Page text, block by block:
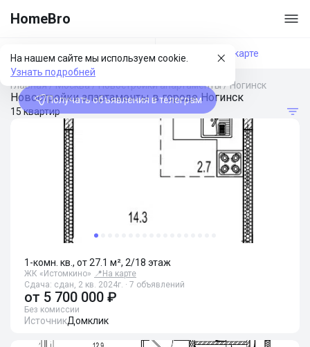
HomeBro
На нашем сайте мы используем cookie.
Узнать подробней
Получать объявления в телеграм
Фильтры На карте
Главная/Москва/Новостройки апартаменты/ Ногинск
Новостройки апартаменты в городе Ногинск
15 квартир
1-комн. кв., от 27.1 м², 2/18 этаж
ЖК «Истомкино» 📍 На карте
Сдача: сдан, 2 кв. 2024г. · 7 объявлений
от 5 700 000 ₽
Без комиссии
ИсточникДомклик